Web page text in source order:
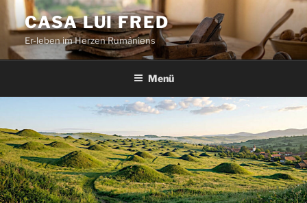
Zum
Inhalt
springen
CASA LUI FRED
Er-leben im Herzen Rumäniens
Menü